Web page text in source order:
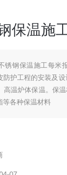
保温施
锈钢保温施工每米
防护工程的安装及
高温炉体保温。保
等各种保温材料